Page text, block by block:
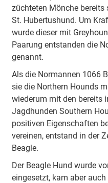
züchteten Mönche bereits
St. Hubertushund. Um
wurde dieser mit
Paarung entstanden die
genannt.
Als die Normannen 1066
sie die Northern Hounds
wiederum mit den bereits
Jagdhunden Southern
positiven Eigenschaften
vereinen, entstand in der
Beagle.
Der Beagle Hund wurde
eingesetzt, kam aber